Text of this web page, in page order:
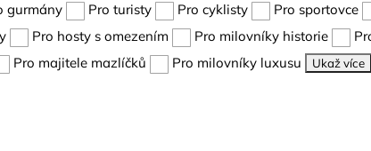
gurmány Pro turisty Pro cyklisty Pro sportovce
Pro hosty s omezením Pro milovníky historie
Pro majitele mazlíčků Pro milovníky luxusu Ukaž více